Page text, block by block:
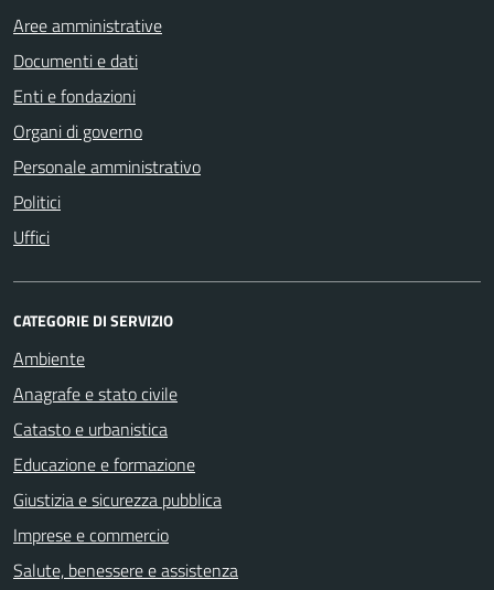
Aree amministrative
Documenti e dati
Enti e fondazioni
Organi di governo
Personale amministrativo
Politici
Uffici
CATEGORIE DI SERVIZIO
Ambiente
Anagrafe e stato civile
Catasto e urbanistica
Educazione e formazione
Giustizia e sicurezza pubblica
Imprese e commercio
Salute, benessere e assistenza